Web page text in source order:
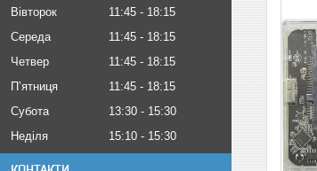
Вівторок
11:45
18:15
Середа
11:45
18:15
Четвер
11:45
18:15
Пʼятниця
11:45
18:15
Субота
13:30
15:30
Неділя
15:10 15:30